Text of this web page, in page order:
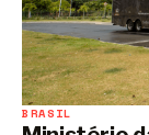
BRASIL